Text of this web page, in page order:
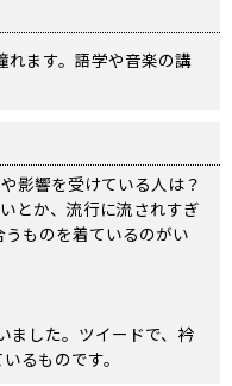
れます。語学や音楽の講
影響を受けている人は？
とか、流行に流されすぎ
ものを着ているのがい
ました。ツイードで、衿
るものです。